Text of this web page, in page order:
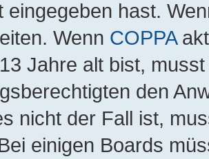
eingegeben hast.
Wenn COPPA
Jahre alt bist,
den
nicht der Fall ist,
einigen Boards